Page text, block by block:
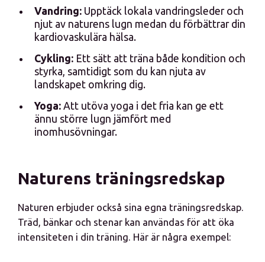
Vandring: Upptäck lokala vandringsleder och
njut av naturens lugn medan du förbättrar din
kardiovaskulära hälsa.
Cykling: Ett sätt att träna både kondition och
styrka, samtidigt som du kan njuta av
landskapet omkring dig.
Yoga: Att utöva yoga i det fria kan ge ett
ännu större lugn jämfört med
inomhusövningar.
Naturens träningsredskap
Naturen erbjuder också sina egna träningsredskap.
Träd, bänkar och stenar kan användas för att öka
intensiteten i din träning. Här är några exempel: